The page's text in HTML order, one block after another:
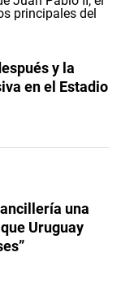
y la
en el Estadio
una
Uruguay